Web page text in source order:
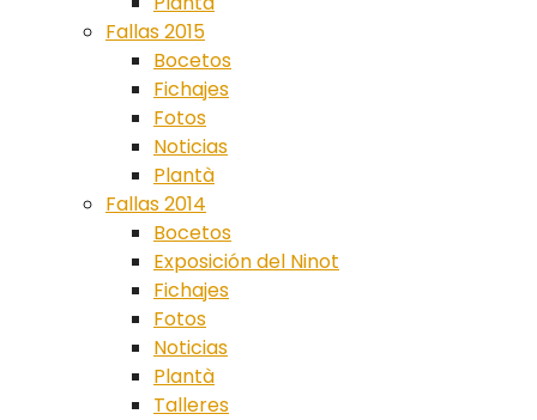
Fallas 2015
Bocetos
Fichajes
Fotos
Noticias
Plantà
Fallas 2014
Bocetos
Exposición del Ninot
Fichajes
Fotos
Noticias
Plantà
Talleres